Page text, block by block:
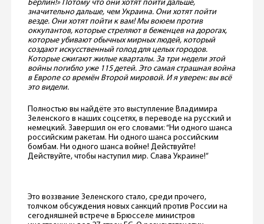
Берлин!» Потому что они хотят пойти дальше,
значительно дальше, чем Украина. Они хотят пойти
везде. Они хотят пойти к вам! Мы воюем против
оккупантов, которые стреляют в беженцев на дорогах,
которые убивают обычных мирных людей, который
создают искусственный голод для целых городов.
Которые сжигают жилые кварталы. За три недели этой
войны погибло уже 115 детей. Это самая страшная война
в Европе со времён Второй мировой. И я уверен: вы всё
это видели.
Полностью вы найдёте это выступление Владимира
Зеленского в наших соцсетях, в переводе на русский и
немецкий. Завершил он его словами: “Ни одного шанса
российским ракетам. Ни одного шанса российским
бомбам. Ни одного шанса войне! Действуйте!
Действуйте, чтобы наступил мир. Слава Украине!”
Это воззвание Зеленского стало, среди прочего,
толчком обсуждения новых санкций против России на
сегодняшней встрече в Брюсселе министров